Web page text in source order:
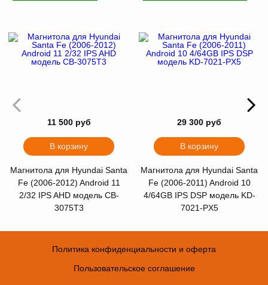
11 500 руб
В корзину
Магнитола для Hyundai Santa
Fe (2006-2012) Android 11
2/32 IPS AHD модель CB-
3075T3
29 300 руб
В корзину
Магнитола для Hyundai Santa
Fe (2006-2011) Android 10
4/64GB IPS DSP модель KD-
7021-PX5
Политика конфиденциальности и оферта
Пользовательское соглашение